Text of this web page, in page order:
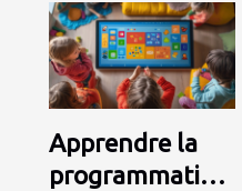
Apprendre la
programmation